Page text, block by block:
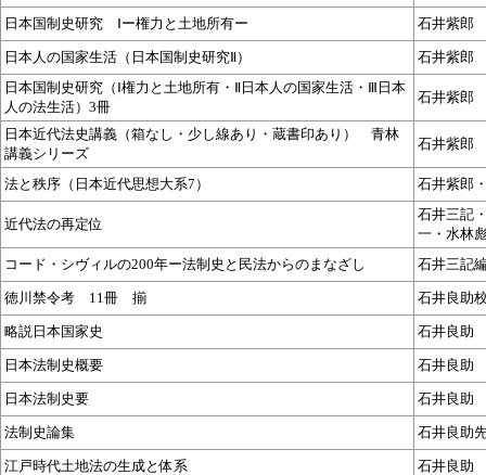
日本国制史研究 Ⅰー権力と土地所有ー 石井紫郎
日本人の国家生活（日本国制史研究Ⅱ）
石井紫郎
日本国制史研究（Ⅰ権力と土地所有・Ⅱ日本人の国家生活・Ⅲ日本
人の法生活）3冊
石井紫郎
日本近代法史講義（箱なし・少し線あり・蔵書印あり） 青林
講義シリーズ
石井紫郎
法と秩序（日本近代思想大系7） 石井紫郎
近代法の再定位
石井三記
一・水林
コード・シヴィルの200年ー法制史と民法からのまなざし
石井三記
徳川禁令考 11冊 揃 石井良助
略説日本国家史 石井良助
日本法制史概要 石井良助
日本法制史要 石井良助
法制史論集 石井良助
江戸時代土地法の生成と体系 石井良助